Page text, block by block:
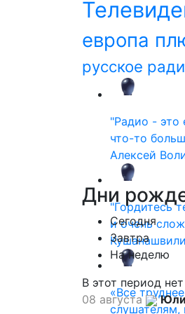
европа
русское
"Радио - это
что-то
Алексей
"Гордитесь
и очень
Кушанашвили
«Все
слушателям,
Дни
Сегодня
Завтра
На неделю
В этот период
08 августа